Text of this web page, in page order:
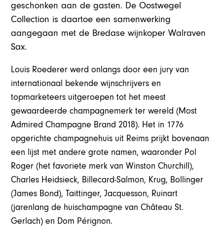
geschonken aan de gasten. De Oostwegel
Collection is daartoe een samenwerking
aangegaan met de Bredase wijnkoper Walraven
Sax.
Louis Roederer werd onlangs door een jury van
internationaal bekende wijnschrijvers en
topmarketeers uitgeroepen tot het meest
gewaardeerde champagnemerk ter wereld (Most
Admired Champagne Brand 2018). Het in 1776
opgerichte champagnehuis uit Reims prijkt bovenaan
een lijst met andere grote namen, waaronder Pol
Roger (het favoriete merk van Winston Churchill),
Charles Heidsieck, Billecard-Salmon, Krug, Bollinger
(James Bond), Taittinger, Jacquesson, Ruinart
(jarenlang de huischampagne van Château St.
Gerlach) en Dom Pérignon.